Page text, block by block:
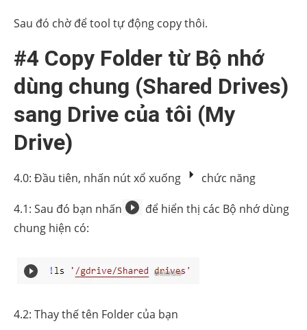
Sau đó chờ để tool tự động copy thôi.
#4 Copy Folder từ Bộ nhớ
dùng chung (Shared Drives)
sang Drive của tôi (My
Drive)
4.0: Đầu tiên, nhấn nút xổ xuống chức năng
4.1: Sau đó bạn nhấn
để hiển thị các Bộ nhớ dùng
chung hiện có:
4.2: Thay thế tên Folder của bạn